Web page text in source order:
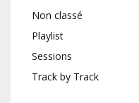
Non classé
Playlist
Sessions
Track by Track